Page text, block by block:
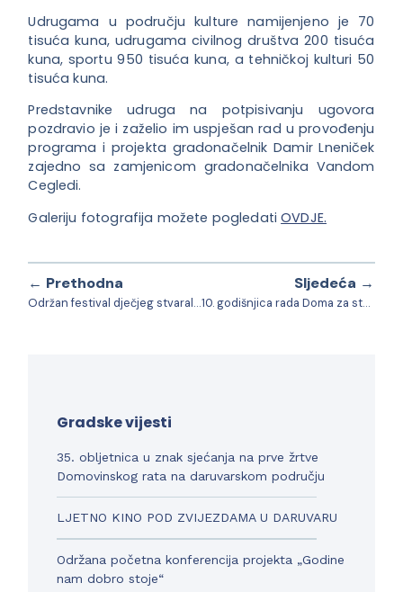
Udrugama u području kulture namijenjeno je 70
tisuća kuna, udrugama civilnog društva 200 tisuća
kuna, sportu 950 tisuća kuna, a tehničkoj kulturi 50
tisuća kuna.
Predstavnike udruga na potpisivanju ugovora
pozdravio je i zaželio im uspješan rad u provođenju
programa i projekta gradonačelnik Damir Lneniček
zajedno sa zamjenicom gradonačelnika Vandom
Cegledi.
Galeriju fotografija možete pogledatiOVDJE.
← Prethodna
Održan festival dječjeg stvaralaštva “Ususret proljeću”
Sljedeća →
10. godišnjica rada Doma za starije i nemoćne osobe Ljudevit pl. Janković
Gradske vijesti
35. obljetnica u znak sjećanja na prve žrtve
Domovinskog rata na daruvarskom području
LJETNO KINO POD ZVIJEZDAMA U DARUVARU
Održana početna konferencija projekta „Godine
nam dobro stoje“